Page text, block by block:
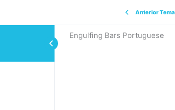
Anterior Tema
Engulfing Bars Portuguese